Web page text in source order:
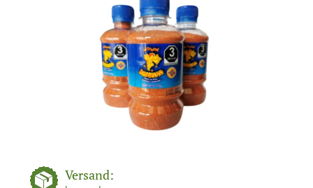
Versand: